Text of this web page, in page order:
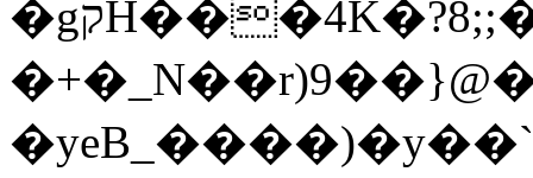
�gקH���4Ǩ�?8;;�G �$